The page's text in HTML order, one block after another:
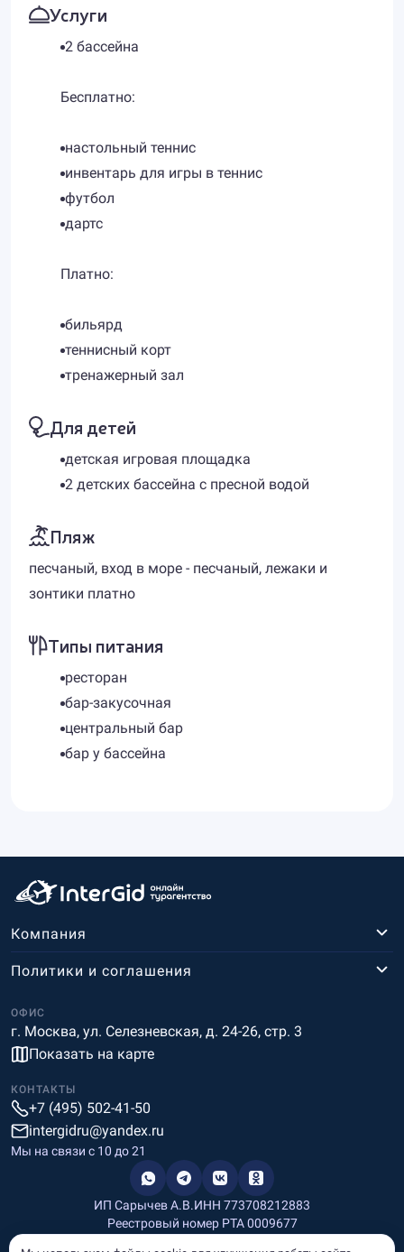
Услуги
2 бассейна
Бесплатно:
настольный теннис
инвентарь для игры в теннис
футбол
дартс
Платно:
бильярд
теннисный корт
тренажерный зал
Для детей
детская игровая площадка
2 детских бассейна с пресной водой
Пляж
песчаный, вход в море - песчаный, лежаки и
зонтики платно
Типы питания
ресторан
бар-закусочная
центральный бар
бар у бассейна
Компания
ОФИС
г. Москва, ул. Селезневская, д. 24-26, стр. 3
Показать на карте
Политики и соглашения
КОНТАКТЫ
+7 (495) 502-41-50
intergidru@yandex.ru
Мы на связи c 10 до 21
ИП Сарычев А.В.ИНН 773708212883
Реестровый номер РТА 0009677